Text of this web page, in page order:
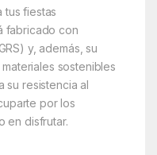
tus fiestas
fabricado con
y, además, su
sostenibles
su resistencia al
por los
en disfrutar.